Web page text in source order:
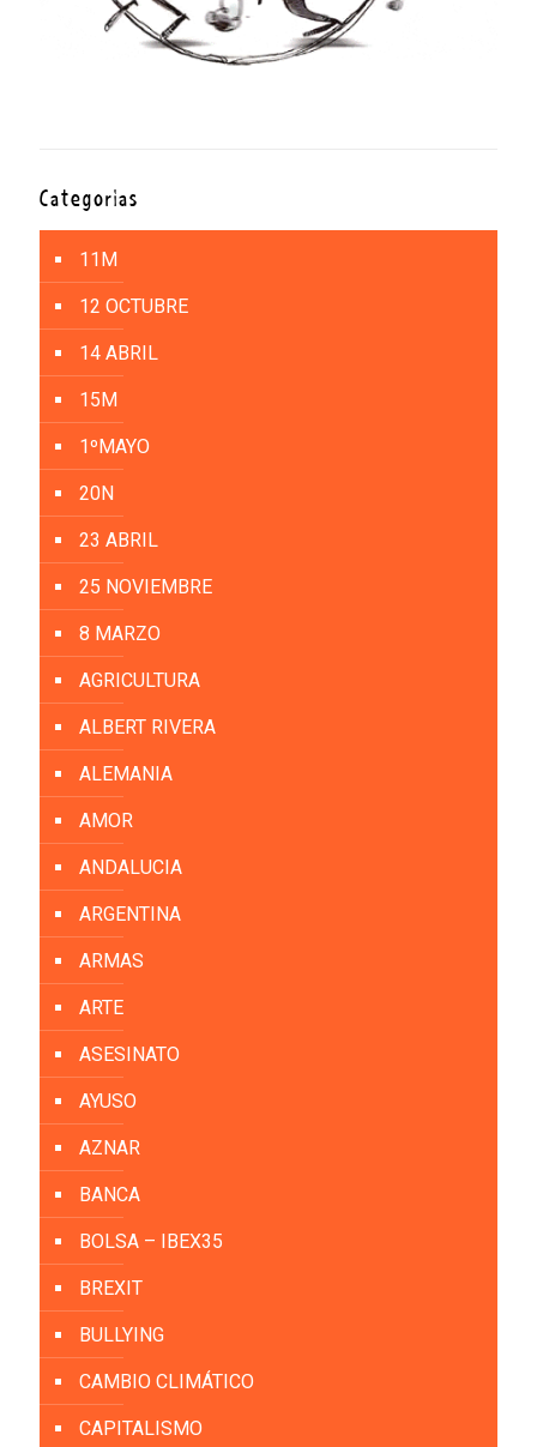
Categorías
11M
12 OCTUBRE
14 ABRIL
15M
1ºMAYO
20N
23 ABRIL
25 NOVIEMBRE
8 MARZO
AGRICULTURA
ALBERT RIVERA
ALEMANIA
AMOR
ANDALUCIA
ARGENTINA
ARMAS
ARTE
ASESINATO
AYUSO
AZNAR
BANCA
BOLSA – IBEX35
BREXIT
BULLYING
CAMBIO CLIMÁTICO
CAPITALISMO